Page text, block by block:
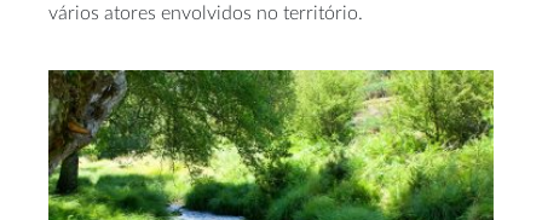
vários atores envolvidos no território.